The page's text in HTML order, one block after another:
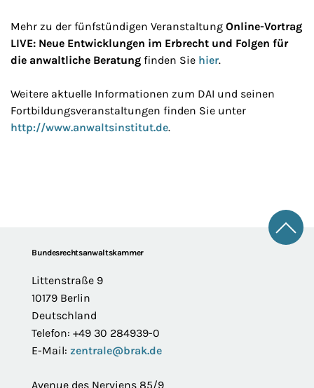
Mehr zu der fünfstündigen Veranstaltung Online-Vortrag
LIVE: Neue Entwicklungen im Erbrecht und Folgen für
die anwaltliche Beratung finden Sie hier.
Weitere aktuelle Informationen zum DAI und seinen
Fortbildungsveranstaltungen finden Sie unter
http://www.anwaltsinstitut.de.
FooterBundesrechtsanwaltskammer
Littenstraße 9
10179 Berlin
Deutschland
Telefon: +49 30 284939-0
E-Mail: zentrale@brak.de
Avenue des Nerviens 85/9